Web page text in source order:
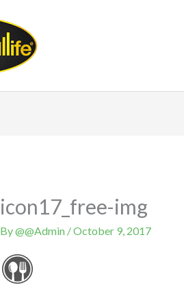
icon17_free-img
By@@Admin /October 9, 2017